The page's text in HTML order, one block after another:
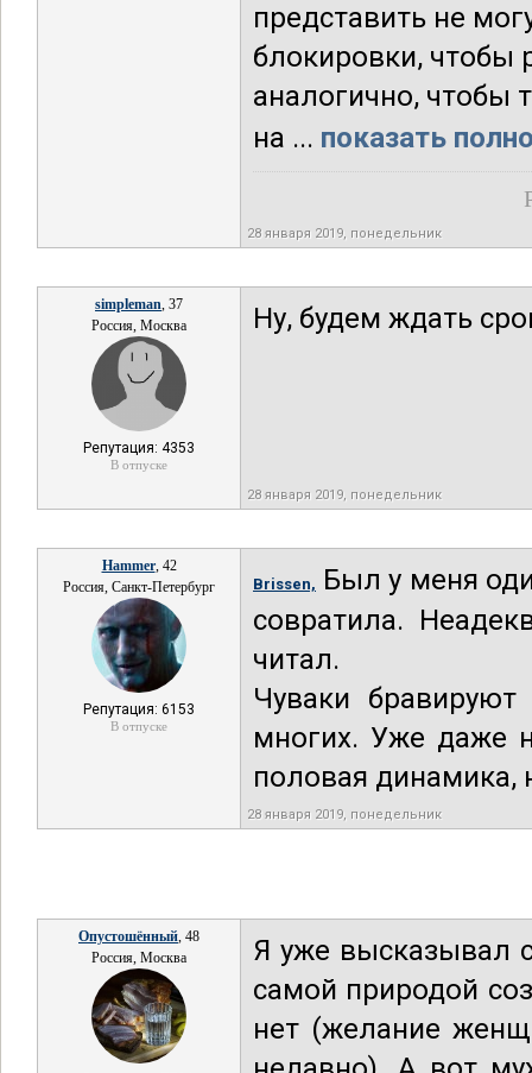
представить не
блокировки, чтобы
аналогично, чтобы
на ... показать
28 января 2019, понедельник
simpleman, 37
Россия, Москва
Репутация: 4353
В отпуске
Ну, будем ждать
28 января 2019, понедельник
Hammer, 42
Россия, Санкт-Петербург
Репутация: 6153
В отпуске
Brissen, Был у меня
совратила.
читал.
Чуваки
многих. Уже даже
половая динамика,
28 января 2019, понедельник
Опустошённый, 48
Россия, Москва
Я уже высказывал
самой природой
нет (желание